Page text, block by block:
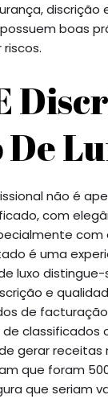
discrição
boas
não é
com
com
é uma
luxo distingue-
e
de facturação
classificados
gerar receitas
que foram
que seriam